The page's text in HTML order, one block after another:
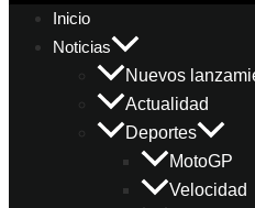
Inicio
Noticias
Nuevos
Actualidad
Deportes
MotoGP
Velocidad